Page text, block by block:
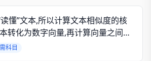
懂”文本,所以计算文本相似度的核
转化为数字向量,再计算向量之间的
科目